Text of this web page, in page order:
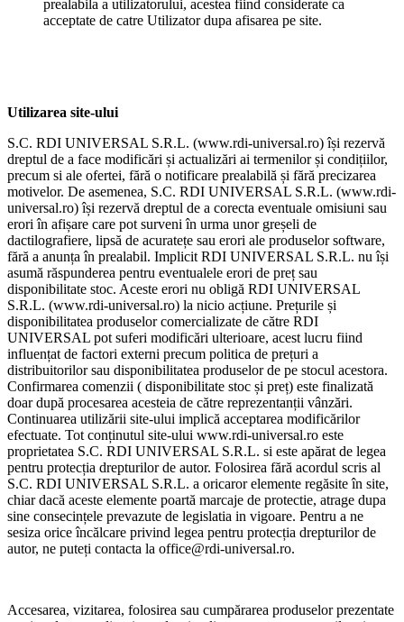
prealabila a utilizatorului, acestea fiind considerate ca
acceptate de catre Utilizator dupa afisarea pe site.
Utilizarea site-ului
S.C. RDI UNIVERSAL S.R.L. (www.rdi-universal.ro) își rezervă
dreptul de a face modificări și actualizări ai termenilor și condițiilor,
precum si ale ofertei, fără o notificare prealabilă și fără precizarea
motivelor. De asemenea, S.C. RDI UNIVERSAL S.R.L. (www.rdi-
universal.ro) își rezervă dreptul de a corecta eventuale omisiuni sau
erori în afișare care pot surveni în urma unor greșeli de
dactilografiere, lipsă de acuratețe sau erori ale produselor software,
fără a anunța în prealabil. Implicit RDI UNIVERSAL S.R.L. nu își
asumă răspunderea pentru eventualele erori de preț sau
disponibilitate stoc. Aceste erori nu obligă RDI UNIVERSAL
S.R.L. (www.rdi-universal.ro) la nicio acțiune. Prețurile și
disponibilitatea produselor comercializate de către RDI
UNIVERSAL pot suferi modificări ulterioare, acest lucru fiind
influențat de factori externi precum politica de prețuri a
distribuitorilor sau disponibilitatea produselor de pe stocul acestora.
Confirmarea comenzii ( disponibilitate stoc și preț) este finalizată
doar după procesarea acesteia de către reprezentanții vânzări.
Continuarea utilizării site-ului implică acceptarea modificărilor
efectuate. Tot conținutul site-ului www.rdi-universal.ro este
proprietatea S.C. RDI UNIVERSAL S.R.L. si este apărat de legea
pentru protecția drepturilor de autor. Folosirea fără acordul scris al
S.C. RDI UNIVERSAL S.R.L. a oricaror elemente regăsite în site,
chiar dacă aceste elemente poartă marcaje de protectie, atrage dupa
sine consecințele prevazute de legislatia in vigoare. Pentru a ne
sesiza orice încălcare privind legea pentru protecția drepturilor de
autor, ne puteți contacta la office@rdi-universal.ro.
Accesarea, vizitarea, folosirea sau cumpărarea produselor prezentate